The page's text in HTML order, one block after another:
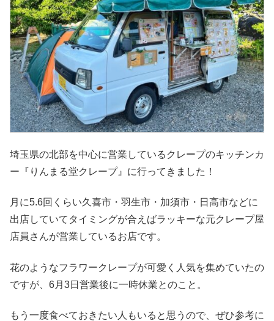
埼玉県の北部を中心に営業しているクレープのキッチンカ
ー『りんまる堂クレープ』に行ってきました！
月に5.6回くらい久喜市・羽生市・加須市・日高市などに
出店していてタイミングが合えばラッキーな元クレープ屋
店員さんが営業しているお店です。
花のようなフラワークレープが可愛く人気を集めていたの
ですが、6月3日営業後に一時休業とのこと。
もう一度食べておきたい人もいると思うので、ぜひ参考に